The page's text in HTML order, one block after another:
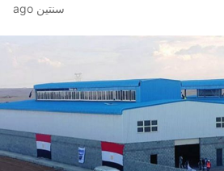
سنتين ago